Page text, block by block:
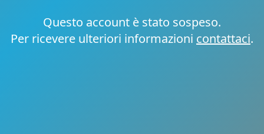
Questo account è stato sospeso.
Per ricevere ulteriori informazioni contattaci.